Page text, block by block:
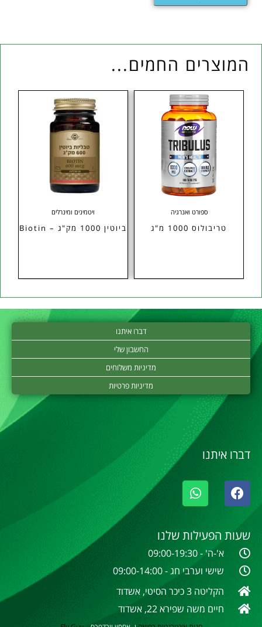
המוצרים החמים...
ספורט ואנרגיה
טריבולוס 1000 מ"ג
ויטמינים ומינרלים
ביוטין 1000 מק"ג – Biotin
דברו איתנו
החשבון שלי
מדיניות משלוחים
מדיניות פרטיות
דברו איתנו
שעות הפעילות שלנו
א'-ה' - 09:00-19:30
שישי וערבי חג - 09:00-14:00
הקליטה 3 כיכר הסיטי, אשדוד
חיים משה שפירא 22, אשדוד